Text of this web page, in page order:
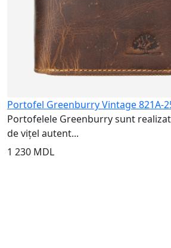
Portofel Greenburry Vintage 821A-
Portofelele Greenburry sunt
de vițel autent...
1 230 MDL